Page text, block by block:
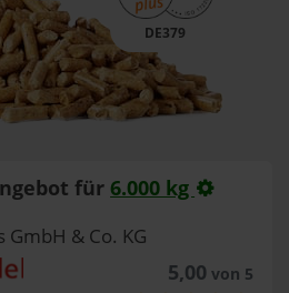
DE379
für 6.000 kg
& Co. KG
5,00 von 5